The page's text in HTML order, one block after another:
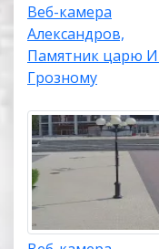
Веб-камера
Александров,
Памятник царю
Грозному